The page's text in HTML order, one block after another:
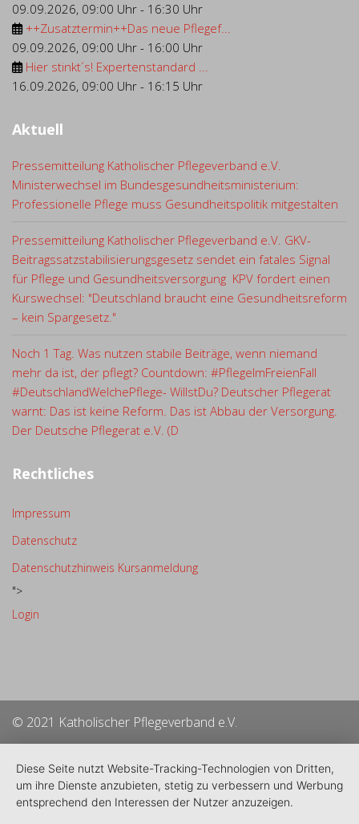
09.09.2026, 09:00 Uhr - 16:30 Uhr
++Zusatztermin++Das neue Pflegef...
09.09.2026, 09:00 Uhr - 16:00 Uhr
Hier stinkt´s! Expertenstandard ...
16.09.2026, 09:00 Uhr - 16:15 Uhr
Aktuell
Pressemitteilung Katholischer Pflegeverband e.V.
Ministerwechsel im Bundesgesundheitsministerium:
Professionelle Pflege muss Gesundheitspolitik mitgestalten
Pressemitteilung Katholischer Pflegeverband e.V. GKV-
Beitragssatzstabilisierungsgesetz sendet ein fatales Signal
für Pflege und Gesundheitsversorgung KPV fordert einen
Kurswechsel: "Deutschland braucht eine Gesundheitsreform
– kein Spargesetz."
Noch 1 Tag. Was nutzen stabile Beiträge, wenn niemand
mehr da ist, der pflegt? Countdown: #PflegeImFreienFall
#DeutschlandWelchePflege- WillstDu? Deutscher Pflegerat
warnt: Das ist keine Reform. Das ist Abbau der Versorgung.
Der Deutsche Pflegerat e.V. (D
Rechtliches
Impressum
Datenschutz
Datenschutzhinweis Kursanmeldung
">
Login
© 2021 Katholischer Pflegeverband e.V.
Diese Seite nutzt Website-Tracking-Technologien von Dritten,
um ihre Dienste anzubieten, stetig zu verbessern und Werbung
entsprechend den Interessen der Nutzer anzuzeigen.